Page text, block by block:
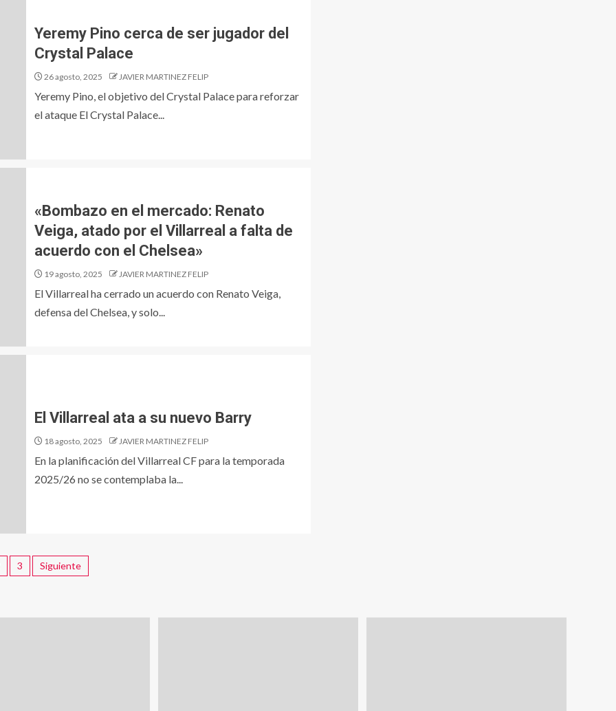
Yeremy Pino cerca de ser jugador del
Crystal Palace
26 agosto, 2025 JAVIER MARTINEZ FELIP
Yeremy Pino, el objetivo del Crystal Palace para reforzar
el ataque El Crystal Palace...
«Bombazo en el mercado: Renato
Veiga, atado por el Villarreal a falta de
acuerdo con el Chelsea»
19 agosto, 2025 JAVIER MARTINEZ FELIP
El Villarreal ha cerrado un acuerdo con Renato Veiga,
defensa del Chelsea, y solo...
El Villarreal ata a su nuevo Barry
18 agosto, 2025 JAVIER MARTINEZ FELIP
En la planificación del Villarreal CF para la temporada
2025/26 no se contemplaba la...
3 Siguiente